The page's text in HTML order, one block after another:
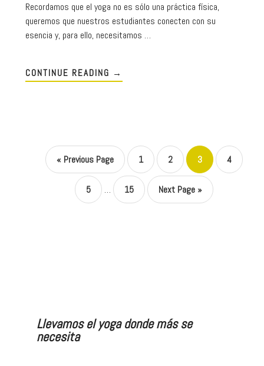
Recordamos que el yoga no es sólo una práctica física,
queremos que nuestros estudiantes conecten con su
esencia y, para ello, necesitamos …
CONTINUE READING →
« Previous Page 1 2 3 4
5 … 15 Next Page »
Llevamos el yoga donde más se
necesita